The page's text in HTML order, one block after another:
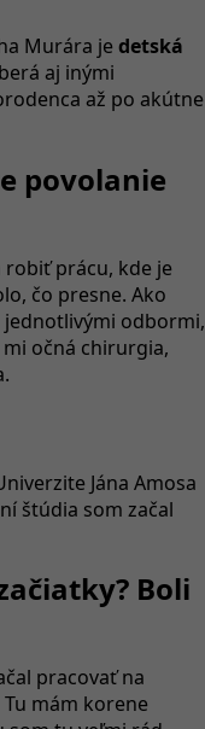
Murára je detská
aj inými
až po akútne
povolanie
prácu, kde je
čo presne. Ako
jednotlivými odbormi,
mi očná chirurgia,
Jána Amosa
štúdia som začal
Boli
pracovať na
mám korene